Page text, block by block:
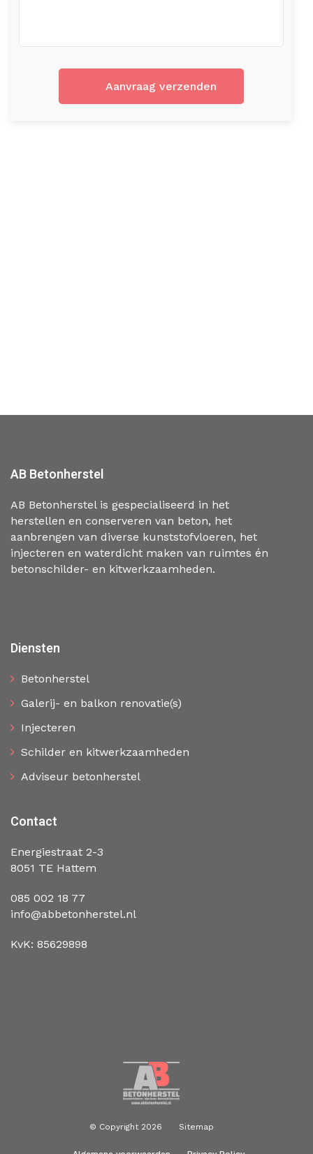
AB Betonherstel
AB Betonherstel is gespecialiseerd in het
herstellen en conserveren van beton, het
aanbrengen van diverse kunststofvloeren, het
injecteren en waterdicht maken van ruimtes én
betonschilder- en kitwerkzaamheden.
Diensten
Betonherstel
Galerij- en balkon renovatie(s)
Injecteren
Schilder en kitwerkzaamheden
Adviseur betonherstel
Contact
Energiestraat 2-3
8051 TE Hattem
085 002 18 77
info@abbetonherstel.nl
KvK: 85629898
© Copyright 2026 Sitemap